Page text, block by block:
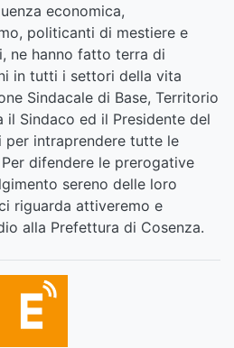
economica,
politicanti di mestiere e
ne hanno fatto terra di
in tutti i settori della vita
Sindacale di Base, Territorio
il Sindaco ed il Presidente del
per intraprendere tutte le
difendere le prerogative
sereno delle loro
riguarda attiveremo e
alla Prefettura di Cosenza.